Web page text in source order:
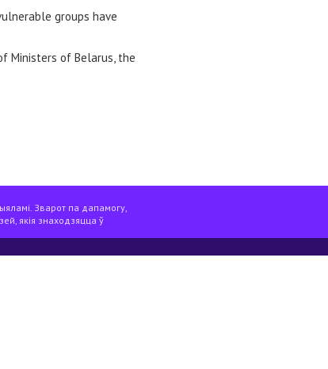
groups have
Ministers of Belarus, the
Зварот па дапамогу,
якія знаходзяцца ў